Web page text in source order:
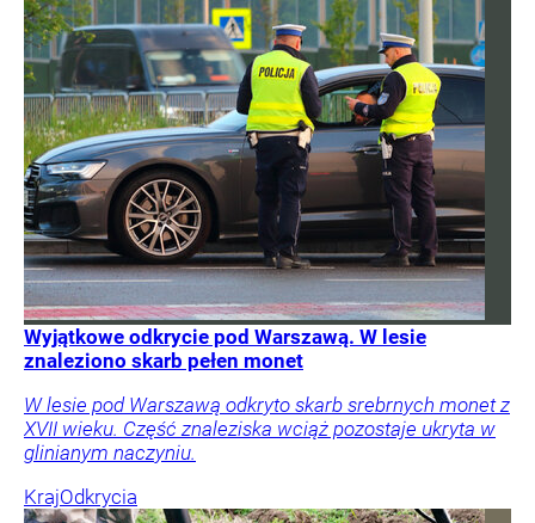
Wyjątkowe odkrycie pod Warszawą. W lesie
znaleziono skarb pełen monet
W lesie pod Warszawą odkryto skarb srebrnych monet z
XVII wieku. Część znaleziska wciąż pozostaje ukryta w
glinianym naczyniu.
KrajOdkrycia